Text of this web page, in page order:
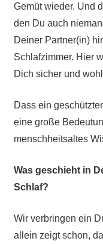
Gemüt wieder. Und
den Du auch
Deiner Partner(in)
Schlafzimmer. Hier
Dich sicher und
Dass ein
eine große
menschheitsaltes
Was geschieht in
Schlaf?
Wir verbringen ein
allein zeigt schon,